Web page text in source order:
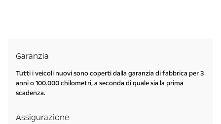
Garanzia
Tutti i veicoli nuovi sono coperti dalla garanzia di fabbrica per 3
anni o 100.000 chilometri, a seconda di quale sia la prima
scadenza.
Assigurazione